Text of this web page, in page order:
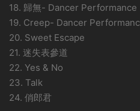
18. 歸無- Dancer Performance
19. Creep- Dancer
20. Sweet Escape
21. 迷失表參道
22. Yes & No
23. Talk
24. 俏郎君